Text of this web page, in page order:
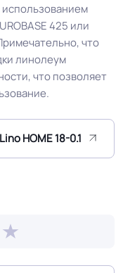
425 или
что
линолеум
что позволяет
HOME 18-0.1